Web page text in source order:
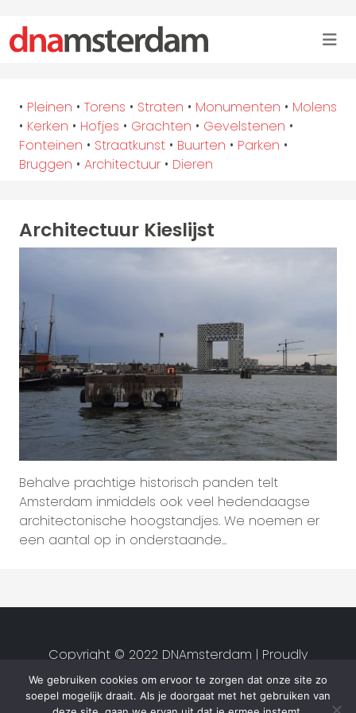
• Pleinen • Torens • Straten • Monumenten • Molens
• Kerken • Hofjes • Grachten • Gevelstenen •
Fonteinen • Straatkunst • Buurten • Parken •
Bruggen • Architectuur • Dieren
Architectuur Kieslijst
Behalve prachtige historisch panden telt
Amsterdam inmiddels ook veel hedendaagse
architectonische hoogstandjes. We noemen er
een aantal op in onderstaande...
We gebruiken cookies om ervoor te zorgen dat onze site zo
soepel mogelijk draait. Als je doorgaat met het gebruiken van
Copyright © 2022 DNAmsterdam | Proudly
created byStudio van Zwet |
Privacyverklaring|Algemene